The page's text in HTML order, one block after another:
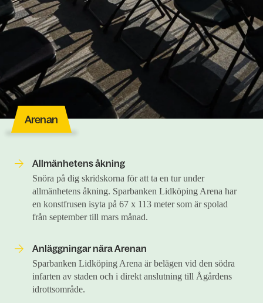
Arenan
Allmänhetens åkning
Snöra på dig skridskorna för att ta en tur under
allmänhetens åkning. Sparbanken Lidköping Arena har
en konstfrusen isyta på 67 x 113 meter som är spolad
från september till mars månad.
Anläggningar nära Arenan
Sparbanken Lidköping Arena är belägen vid den södra
infarten av staden och i direkt anslutning till Ågårdens
idrottsområde.